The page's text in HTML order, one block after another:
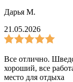
Дарья М.
21.05.2026
Все отлично.
хороший, все
место для отдыха